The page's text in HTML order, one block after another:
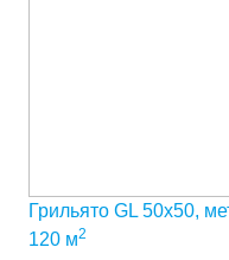
Грильято GL 50х50,
120 м2